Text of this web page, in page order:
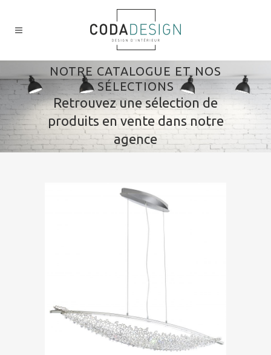
NOTRE CATALOGUE ET NOS
SÉLECTIONS
Retrouvez une sélection de
produits en vente dans notre
agence